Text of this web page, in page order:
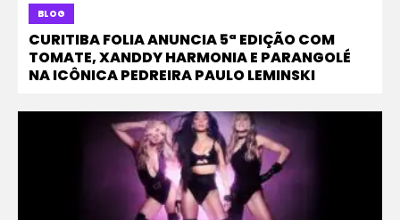
BLOG
CURITIBA FOLIA ANUNCIA 5ª EDIÇÃO COM
TOMATE, XANDDY HARMONIA E PARANGOLÉ
NA ICÔNICA PEDREIRA PAULO LEMINSKI